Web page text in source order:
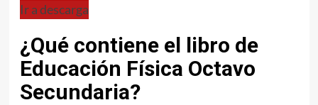
Ir a descarga
¿Qué contiene el libro de
Educación Física Octavo
Secundaria?